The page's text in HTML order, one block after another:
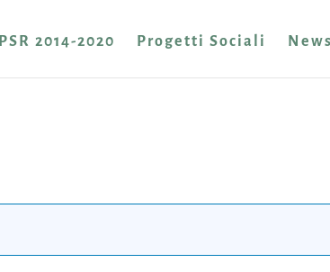
PSR 2014-2020 Progetti Sociali News